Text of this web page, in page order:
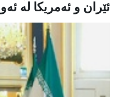
ئێران و ئەمریکا لە